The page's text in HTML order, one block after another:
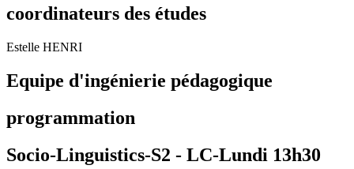
coordinateurs des études
Estelle HENRI
Equipe d'ingénierie pédagogique
programmation
Socio-Linguistics-S2 - LC-Lundi 13h30